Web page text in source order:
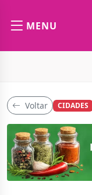
MENU
Voltar CIDADES